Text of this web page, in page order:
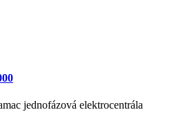
jednofázová elektrocentrála